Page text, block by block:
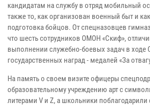
кандидатам на службу в отряд мобильный
также то, как организован военный быт и
подготовка бойцов. От спецназовцев
что шесть сотрудников ОМОН «Скиф»,
выполнении служебно-боевых задач в ходе
государственных наград - медалей «За
На память о своем визите офицеры
образовательному учреждению арт с
литерами V и Z, а школьники поблагодарили